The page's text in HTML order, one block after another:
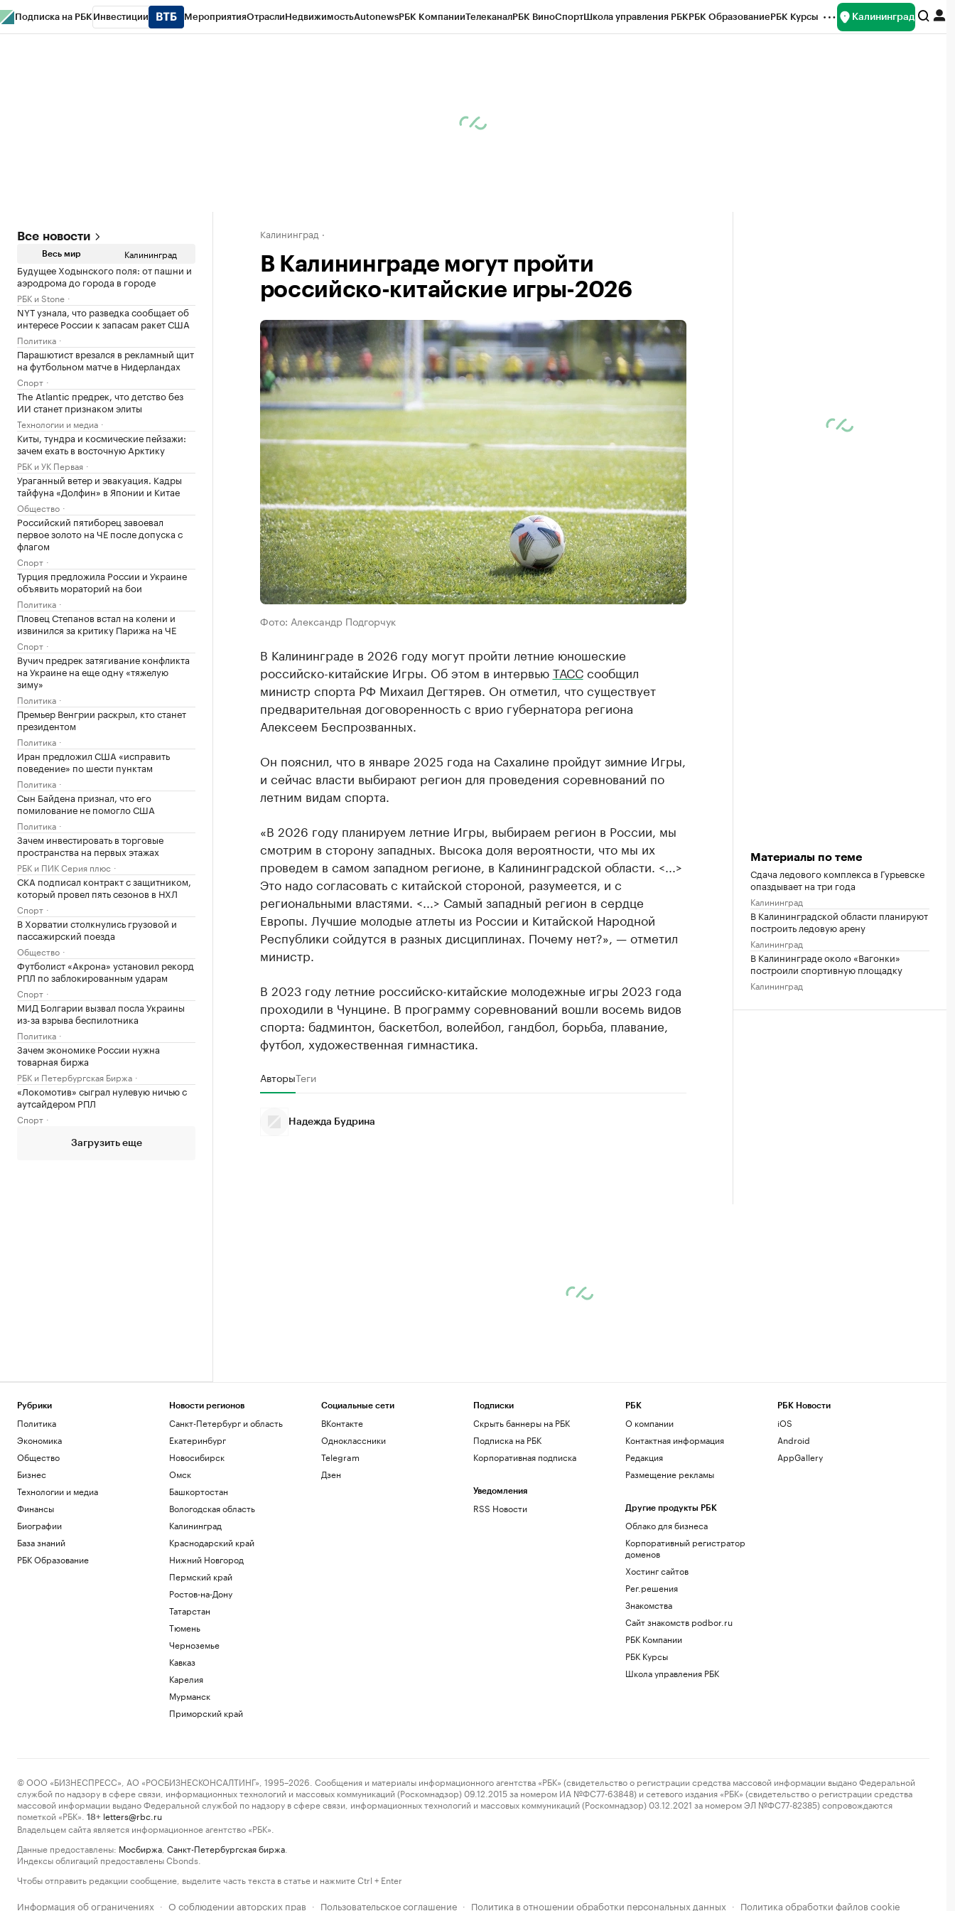
Подписка на РБК Инвестиции МероприятияОтраслиНедвижимостьAutonewsРБК КомпанииТелеканалРБК ВиноСпортШкола управления РБКРБК ОбразованиеРБК Курсы Калининград
Все новости
Весь мир Калининград
Будущее Ходынского поля: от пашни и
аэродрома до города в городе
РБК и Stone
NYT узнала, что разведка сообщает об
интересе России к запасам ракет США
Политика
Парашютист врезался в рекламный щит
на футбольном матче в Нидерландах
Спорт
The Atlantic предрек, что детство без
ИИ станет признаком элиты
Технологии и медиа
Киты, тундра и космические пейзажи:
зачем ехать в восточную Арктику
РБК и УК Первая
Ураганный ветер и эвакуация. Кадры
тайфуна «Долфин» в Японии и Китае
Общество
Российский пятиборец завоевал
первое золото на ЧЕ после допуска с
флагом
Спорт
Турция предложила России и Украине
объявить мораторий на бои
Политика
Пловец Степанов встал на колени и
извинился за критику Парижа на ЧЕ
Спорт
Вучич предрек затягивание конфликта
на Украине на еще одну «тяжелую
зиму»
Политика
Премьер Венгрии раскрыл, кто станет
президентом
Политика
Иран предложил США «исправить
поведение» по шести пунктам
Политика
Сын Байдена признал, что его
помилование не помогло США
Политика
Зачем инвестировать в торговые
пространства на первых этажах
РБК и ПИК Серия плюс
СКА подписал контракт с защитником,
который провел пять сезонов в НХЛ
Спорт
В Хорватии столкнулись грузовой и
пассажирский поезда
Общество
Футболист «Акрона» установил рекорд
РПЛ по заблокированным ударам
Спорт
МИД Болгарии вызвал посла Украины
из-за взрыва беспилотника
Политика
Зачем экономике России нужна
товарная биржа
РБК и Петербургская Биржа
«Локомотив» сыграл нулевую ничью с
аутсайдером РПЛ
Спорт
Загрузить еще
Калининград
В Калининграде могут пройти
российско-китайские игры-2026
Фото: Александр Подгорчук
В Калининграде в 2026 году могут пройти летние юношеские
российско-китайские Игры. Об этом в интервьюТАССсообщил
министр спорта РФ Михаил Дегтярев. Он отметил, что существует
предварительная договоренность с врио губернатора региона
Алексеем Беспрозванных.
Он пояснил, что в январе 2025 года на Сахалине пройдут зимние Игры,
и сейчас власти выбирают регион для проведения соревнований по
летним видам спорта.
«В 2026 году планируем летние Игры, выбираем регион в России, мы
смотрим в сторону западных. Высока доля вероятности, что мы их
проведем в самом западном регионе, в Калининградской области. <...>
Это надо согласовать с китайской стороной, разумеется, и с
региональными властями. <...> Самый западный регион в сердце
Европы. Лучшие молодые атлеты из России и Китайской Народной
Республики сойдутся в разных дисциплинах. Почему нет?», — отметил
министр.
В 2023 году летние российско-китайские молодежные игры 2023 года
проходили в Чунцине. В программу соревнований вошли восемь видов
спорта: бадминтон, баскетбол, волейбол, гандбол, борьба, плавание,
футбол, художественная гимнастика.
АвторыТеги
Надежда Будрина
Материалы по теме
Сдача ледового комплекса в Гурьевске
опаздывает на три года
Калининград
В Калининградской области планируют
построить ледовую арену
Калининград
В Калининграде около «Вагонки»
построили спортивную площадку
Калининград
Рубрики
Политика
Экономика
Общество
Бизнес
Технологии и медиа
Финансы
Биографии
База знаний
РБК Образование
Новости регионов
Санкт-Петербург и область
Екатеринбург
Новосибирск
Омск
Башкортостан
Вологодская область
Калининград
Краснодарский край
Нижний Новгород
Пермский край
Ростов-на-Дону
Татарстан
Тюмень
Черноземье
Кавказ
Карелия
Мурманск
Приморский край
Социальные сети
ВКонтакте
Одноклассники
Telegram
Дзен
Подписки
Скрыть баннеры на РБК
Подписка на РБК
Корпоративная подписка
Уведомления
RSS Новости
РБК
О компании
Контактная информация
Редакция
Размещение рекламы
Другие продукты РБК
Облако для бизнеса
Корпоративный регистратор
доменов
Хостинг сайтов
Рег.решения
Знакомства
Сайт знакомств podbor.ru
РБК Компании
РБК Курсы
Школа управления РБК
РБК Новости
iOS
Android
AppGallery
© ООО «БИЗНЕСПРЕСС», АО «РОСБИЗНЕСКОНСАЛТИНГ», 1995–2026. Сообщения и материалы информационного агентства «РБК» (свидетельство о регистрации средства массовой информации выдано Федеральной
службой по надзору в сфере связи, информационных технологий и массовых коммуникаций (Роскомнадзор) 09.12.2015 за номером ИА №ФС77-63848) и сетевого издания «РБК» (свидетельство о регистрации средства
массовой информации выдано Федеральной службой по надзору в сфере связи, информационных технологий и массовых коммуникаций (Роскомнадзор) 03.12.2021 за номером ЭЛ №ФС77-82385) сопровождаются
пометкой «РБК».
18+ letters@rbc.ru
Владельцем сайта является информационное агентство «РБК».
Данные предоставлены: Мосбиржа Санкт-Петербургская биржа
Индексы облигаций предоставлены Cbonds.
Чтобы отправить редакции сообщение, выделите часть текста в статье и нажмите Ctrl + Enter
Информация об ограничениях · О соблюдении авторских прав · Пользовательское соглашение · Политика в отношении обработки персональных данных · Политика обработки файлов cookie